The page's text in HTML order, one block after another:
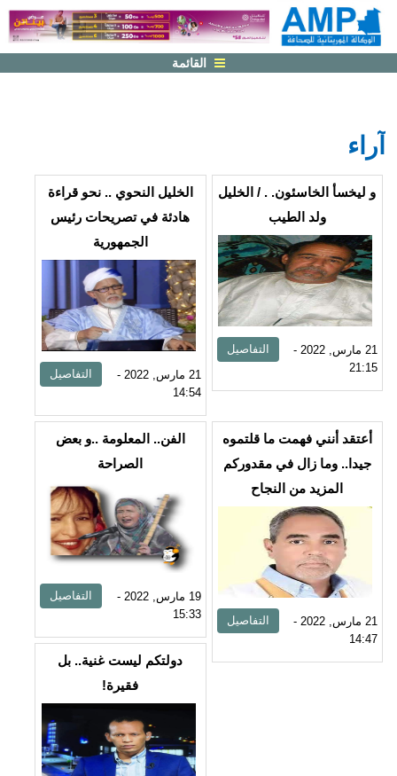
القائمة
آراء
و ليخسأ الخاسئون. . / الخليل
ولد الطيب
التفاصيل
21 مارس, 2022 -
21:15
الخليل النحوي .. نحو قراءة
هادئة في تصريحات رئيس
الجمهورية
التفاصيل
21 مارس, 2022 -
14:54
أعتقد أنني فهمت ما قلتموه
جيدا.. وما زال في مقدوركم
المزيد من النجاح
التفاصيل
21 مارس, 2022 -
14:47
الفن.. المعلومة ..و بعض
الصراحة
التفاصيل
19 مارس, 2022 -
15:33
دولتكم ليست غنية.. بل
فقيرة!
الصفحات